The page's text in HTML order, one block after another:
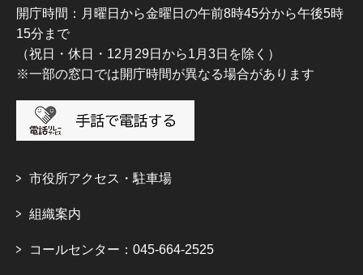
開庁時間：月曜日から金曜日の午前8時45分から午後5時
15分まで
（祝日・休日・12月29日から1月3日を除く）
※一部の窓口では開庁時間が異なる場合があります
市役所アクセス・駐車場
組織案内
コールセンター：045-664-2525